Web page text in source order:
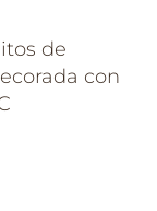
de
con